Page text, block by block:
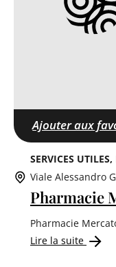
Ajouter aux
SERVICES UTILES
Viale Alessandro
Pharmacie
Pharmacie
Lire la suite